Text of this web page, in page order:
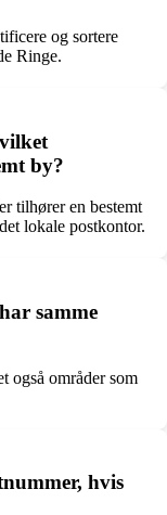
og sortere
Ringe.
by?
tilhører en bestemt
lokale postkontor.
samme
også områder som
hvis